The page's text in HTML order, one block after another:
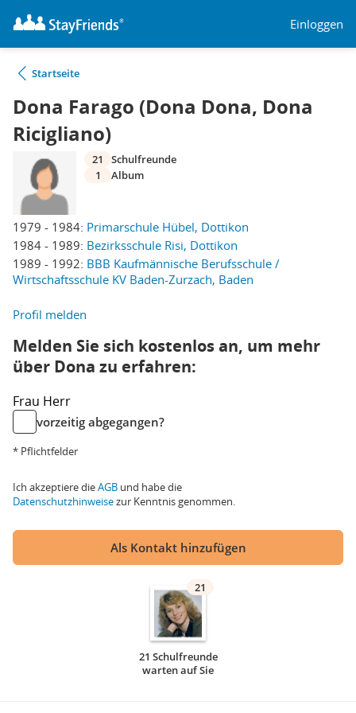
Einloggen
Startseite
Dona Farago (Dona Dona, Dona
Ricigliano)
1979 - 1984: Primarschule Hübel, Dottikon
1984 - 1989: Bezirksschule Risi, Dottikon
1989 - 1992: BBB Kaufmännische Berufsschule /
Wirtschaftsschule KV Baden-Zurzach, Baden
21
Schulfreunde
1
Album
Profil melden
Melden Sie sich kostenlos an, um mehr
über Dona zu erfahren:
Frau Herr
vorzeitig abgegangen?
* Pflichtfelder
Ich akzeptiere dieAGB und habe die
Datenschutzhinweisezur Kenntnis genommen.
Als Kontakt hinzufügen
21
21 Schulfreunde
warten auf Sie